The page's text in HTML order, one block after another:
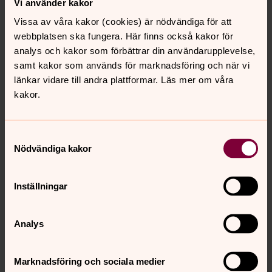
Vi använder kakor
Vissa av våra kakor (cookies) är nödvändiga för att
webbplatsen ska fungera. Här finns också kakor för
analys och kakor som förbättrar din användarupplevelse,
samt kakor som används för marknadsföring och när vi
länkar vidare till andra plattformar. Läs mer om våra
kakor.
Nödvändiga kakor
Inställningar
Analys
Marknadsföring och sociala medier
gäller för tiden 1/1 2023 t o m 31/12 2026.
Aktuella kontaktuppgifter till de av Länsstyrelsen Skåne
förordnande begravningsombuden finner ni på vår
hemsida:
https://www.lansstyrelsen.se/skane/privat/livshandelser/
Om begravningsavgiften
begravningsavgift i Sverige.
som har en kommunalt beskattningsbar inkomst,